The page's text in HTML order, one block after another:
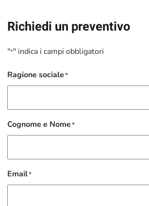
Richiedi un preventivo
"*" indica i campi obbligatori
Ragione sociale*
Cognome e Nome*
Email*